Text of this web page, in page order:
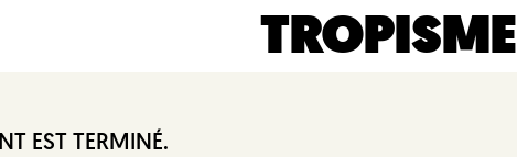
TROPISME
EST TERMINÉ.